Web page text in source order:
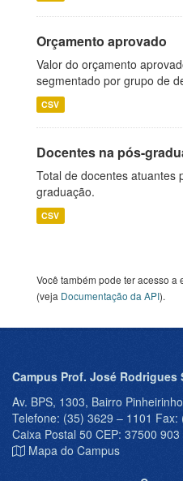
Orçamento aprovado
Valor do orçamento
segmentado por grupo de
CSV
Docentes na pós-
Total de docentes atuantes
graduação.
CSV
Você também pode ter acesso a
(veja Documentação da API).
Campus Prof. José Rodrigues
Av. BPS, 1303, Bairro
Telefone: (35) 3629 – 1101 Fax:
Caixa Postal 50 CEP: 37500 903
Mapa do Campus